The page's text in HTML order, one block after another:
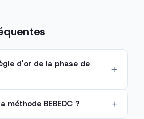
d'or de la phase de
méthode BEBEDC ?